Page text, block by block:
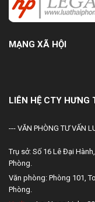
MẠNG XÃ HỘI
LIÊN HỆ CTY HƯNG
--- VĂN PHÒNG TƯ VẤN
Trụ sở: Số 16 Lê Đại
Phòng.
Văn phòng: Phòng 101,
Phòng.